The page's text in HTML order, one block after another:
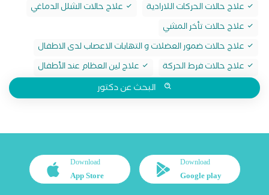
علاج حالات الحركات اللارادية
علاج حالات الشلل الدماغي
علاج حالات تأخر المشي
علاج حالات ضمور العضلات و التهابات الاعصاب لدى الاطفال
علاج حالات فرط الحركة
علاج لين العظام عند الأطفال
البحث عن دكتور
Download
Google play
Download
App Store